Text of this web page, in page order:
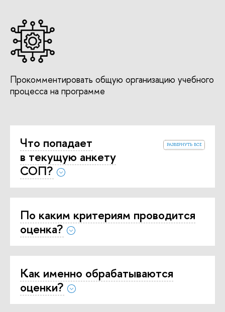
Прокомментировать общую организацию учебного
процесса на программе
развернуть все
Что попадает
в текущую анкету
СОП?
По каким критериям проводится
оценка?
Как именно обрабатываются
оценки?